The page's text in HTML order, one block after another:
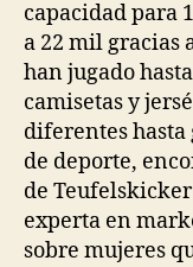
capacidad para
a 22 mil gracias
han jugado
camisetas y
diferentes hasta
de deporte,
de
experta en
sobre mujeres